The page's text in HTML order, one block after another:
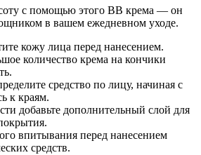
с помощью этого BB крема — он
в вашем ежедневном уходе.
кожу лица перед нанесением.
количество крема на кончики
средство по лицу, начиная с
к краям.
добавьте дополнительный слой для
впитывания перед нанесением
средств.